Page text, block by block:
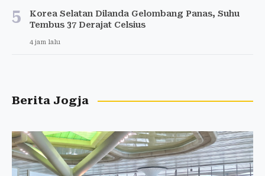
5
Korea Selatan Dilanda Gelombang Panas, Suhu
Tembus 37 Derajat Celsius
4 jam lalu
Berita Jogja